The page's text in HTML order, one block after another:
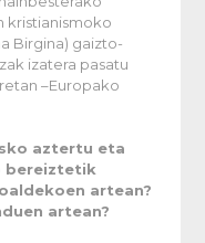
kristianismoko
Birgina) gaizto-
izatera pasatu
–Europako
aztertu eta
bereiztetik
artean?
artean?